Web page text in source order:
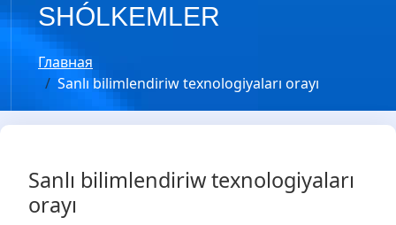
SHÓLKEMLER
Главная
Sanlı bilimlendiriw texnologiyaları orayı
Sanlı bilimlendiriw texnologiyaları
orayı